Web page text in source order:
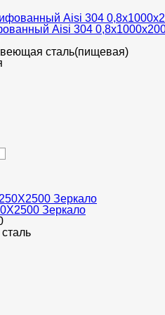
Aisi 304
сталь(пищевая)
Зеркало